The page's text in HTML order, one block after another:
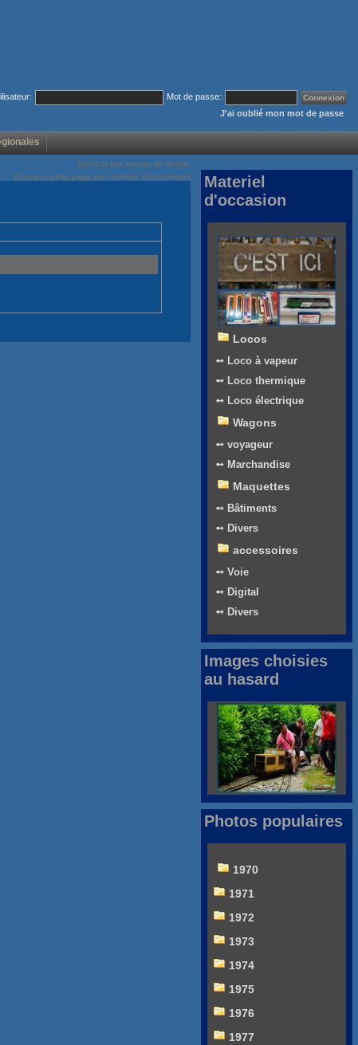
Mot de passe:
J'ai oublié mon mot de passe
Voir/Cacher menus de droite
Envoyez cette page par courrier électronique
Materiel
d'occasion
Locos
➻ Loco à vapeur
➻ Loco thermique
➻ Loco électrique
Wagons
➻ voyageur
➻ Marchandise
Maquettes
➻ Bâtiments
➻ Divers
accessoires
➻ Voie
➻ Digital
➻ Divers
Images choisies
au hasard
Photos populaires
1970
1971
1972
1973
1974
1975
1976
1977